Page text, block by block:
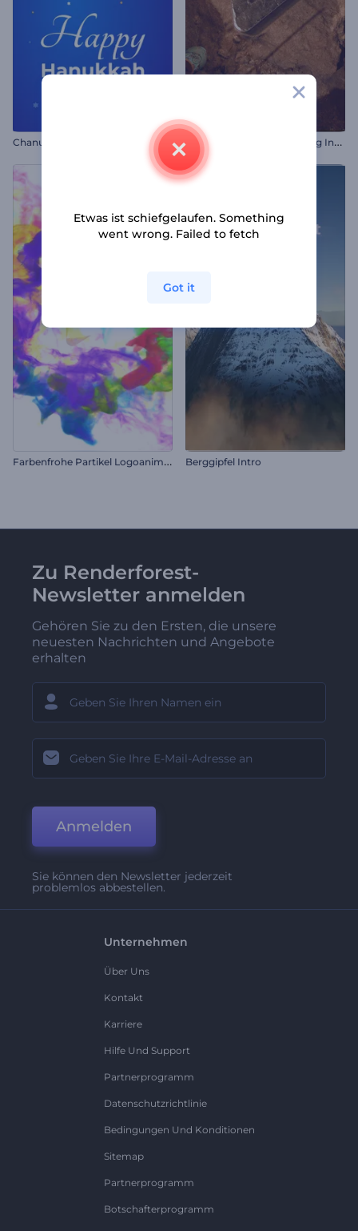
Chanukka Glückwunsch Reels A
rchäologische Ausgrabung Intro
F
arbenfrohe Partikel Logoanimation Berggipfel Intro
Zu Renderforest-
Newsletter anmelden
Gehören Sie zu den Ersten, die unsere
neuesten Nachrichten und Angebote
erhalten
Anmelden
Sie können den Newsletter jederzeit
problemlos abbestellen.
Unternehmen
Über Uns
Kontakt
Karriere
Hilfe Und Support
Partnerprogramm
Datenschutzrichtlinie
Bedingungen Und Konditionen
Sitemap
Partnerprogramm
Botschafterprogramm
Etwas ist schiefgelaufen. Something
went wrong. Failed to fetch
Got it